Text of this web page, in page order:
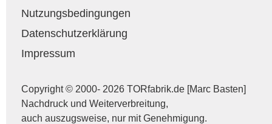
Nutzungsbedingungen
Datenschutzerklärung
Impressum
Copyright © 2000- 2026 TORfabrik.de [Marc Basten]
Nachdruck und Weiterverbreitung,
auch auszugsweise, nur mit Genehmigung.